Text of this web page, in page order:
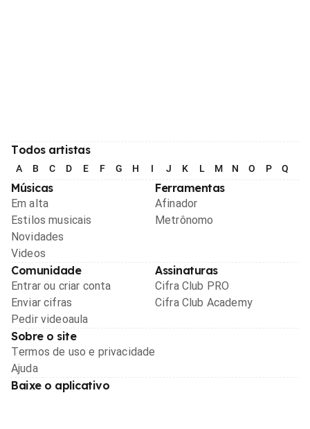
Todos artistas
A B C D E F G H I J K L M N O P Q
Músicas
Em alta
Estilos musicais
Novidades
Videos
Ferramentas
Afinador
Metrônomo
Comunidade
Entrar ou criar conta
Enviar cifras
Pedir videoaula
Assinaturas
Cifra Club PRO
Cifra Club Academy
Sobre o site
Termos de uso e privacidade
Ajuda
Baixe o aplicativo